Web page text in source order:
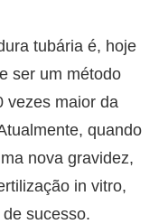
tubária é, hoje
ser um método
vezes maior da
quando
nova gravidez,
in vitro,
sucesso.